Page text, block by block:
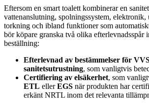
Eftersom en smart toalett kombinerar en
vattenanslutning, spolningssystem,
torkning och ibland funktioner som
bör köpare granska två olika efterlevnadsspår
beställning:
Efterlevnad av bestämmelser för
sanitetsutrustning, som vanligtvis
Certifiering av elsäkerhet, som
ETL ellerEGS när produkten har
erkänt NRTL inom det relevanta